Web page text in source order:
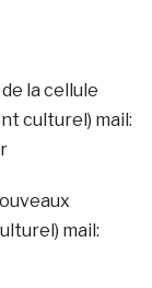
la cellule
culturel) mail:
mail: